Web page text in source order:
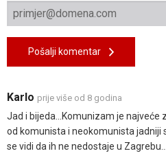
Pošalji komentar
Karlo prije više od 8 godina
Jad i bijeda...Komunizam je najveće
od komunista i neokomunista jadniji
se vidi da ih ne nedostaje u Zagrebu...